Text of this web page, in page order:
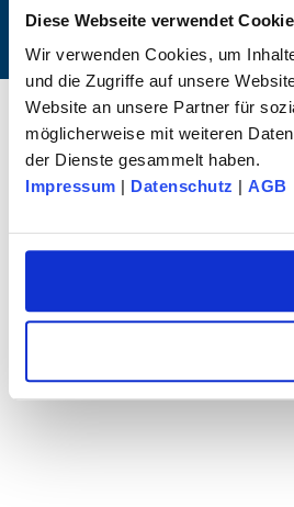
Diese Webseite verwendet
Wir verwenden Cookies, um
und die Zugriffe auf unsere
Website an unsere Partner für
möglicherweise mit weiteren
der Dienste gesammelt haben.
Impressum | Datenschutz | AGB
© 2025 dk FIXIERSYSTEME GmbH &